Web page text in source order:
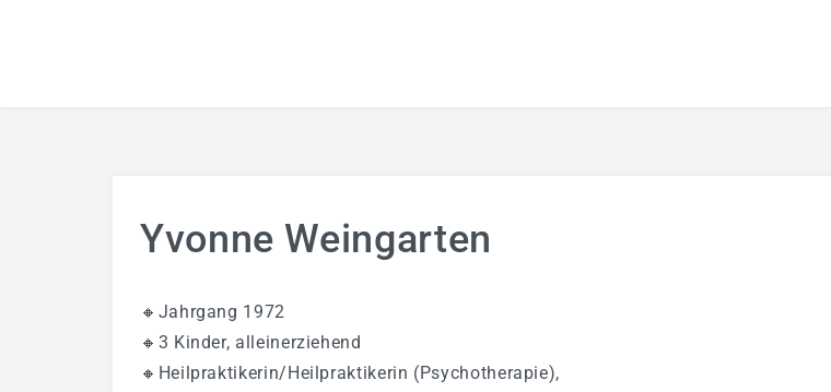
Yvonne Weingarten
🔸Jahrgang 1972
🔸3 Kinder, alleinerziehend
🔸Heilpraktikerin/Heilpraktikerin (Psychotherapie),